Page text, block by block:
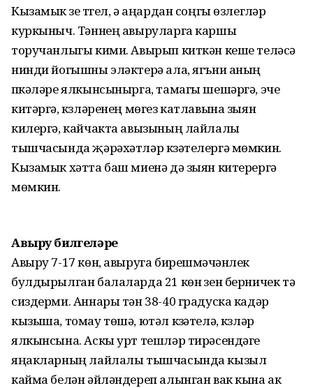
Кызамык үзе түгел, ә аңардан соңгы өзлегүләр
куркыныч. Тәннең авыруларга каршы
торучанлыгы кими. Авырып киткән кеше теләсә
нинди йогышны эләктерә ала, ягъни аның
үпкәләре ялкынсынырга, тамагы шешәргә, эче
китәргә, күзләренең мөгез катлавына зыян
килергә, кайчакта авызының лайлалы
тышчасында җәрәхәтләр күзәтелергә мөмкин.
Кызамык хәтта баш миенә дә зыян китерергә
мөмкин.
Авыру билгеләре
Авыру 7-17 көн, авыруга бирешмәүчәнлек
булдырылган балаларда 21 көн үзен берничек тә
сиздерми. Аннары тән 38-40 градуска кадәр
кызыша, томау төшә, ютәл күзәтелә, күзләр
ялкынсына. Аскы урт тешләр тирәсендәге
яңакларның лайлалы тышчасында кызыл
кайма белән әйләндереп алынган вак кына ак